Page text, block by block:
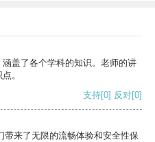
盖了各个学科的知识。老师的讲
。
支持[0] 反对[0]
来了无限的流畅体验和安全性保